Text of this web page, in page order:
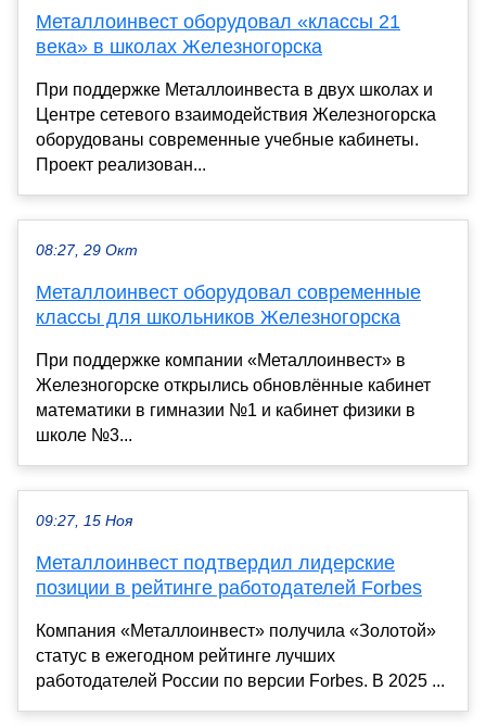
Металлоинвест оборудовал «классы 21
века» в школах Железногорска
При поддержке Металлоинвеста в двух школах и
Центре сетевого взаимодействия Железногорска
оборудованы современные учебные кабинеты.
Проект реализован...
08:27, 29 Окт
Металлоинвест оборудовал современные
классы для школьников Железногорска
При поддержке компании «Металлоинвест» в
Железногорске открылись обновлённые кабинет
математики в гимназии №1 и кабинет физики в
школе №3...
09:27, 15 Ноя
Металлоинвест подтвердил лидерские
позиции в рейтинге работодателей Forbes
Компания «Металлоинвест» получила «Золотой»
статус в ежегодном рейтинге лучших
работодателей России по версии Forbes. В 2025 ...